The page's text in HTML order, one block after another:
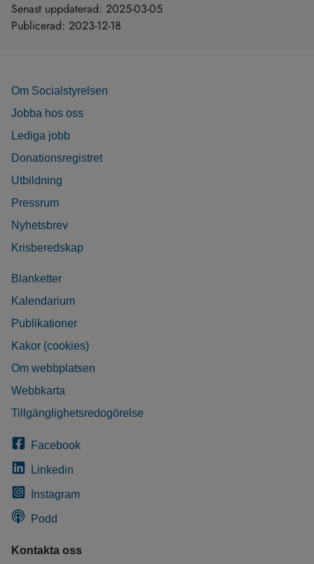
Senast uppdaterad: 2025-03-05
Publicerad: 2023-12-18
Om Socialstyrelsen
Jobba hos oss
Lediga jobb
Donationsregistret
Utbildning
Pressrum
Nyhetsbrev
Krisberedskap
Blanketter
Kalendarium
Publikationer
Kakor (cookies)
Om webbplatsen
Webbkarta
Tillgänglighetsredogörelse
Facebook
Linkedin
Instagram
Podd
Kontakta oss